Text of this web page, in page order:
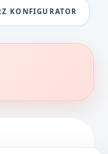
KONFIGURATOR